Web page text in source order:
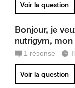
Voir la question
Bonjour, je
nutrigym,
1 réponse
Voir la question